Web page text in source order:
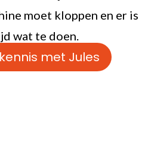
moet kloppen en er is
wat te doen.
met Jules